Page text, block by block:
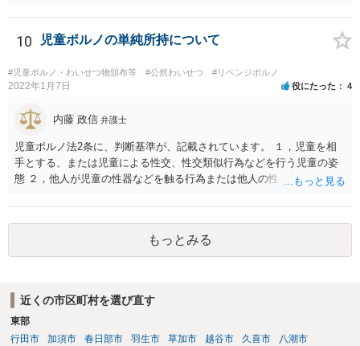
う。 当番弁護士というのは、捕まったばかりの方に会いに行き、 無料
で１回助言してくれる弁護士のことです。 ただ、お書きいただいた事
10 児童ポルノの単純所持について
#児童ポルノ・わいせつ物頒布等 #公然わいせつ #リベンジポルノ
2022年1月7日 役にたった 4
内藤 政信 弁護士
児童ポルノ法2条に、判断基準が、記載されています。 １，児童を相
手とする、または児童による性交、性交類似行為などを行う児童の姿
態 ２，他人が児童の性器などを触る行為または他人の性器などを触る
るもの ３、衣服の全部または一部を着けない児童の姿態であり、殊更
に児童の性的な部位(性器・性器の周辺・臀部・胸部)が露出または強調
されているものであり、性欲を興奮させる、または刺激するもの これ
らにあたらないという判断でしょう。 したがって、入手しても問題な
もっとみる
近くの市区町村を選び直す
東部
行田市
加須市 春日部市 羽生市 草加市 越谷市 久喜市
八潮市